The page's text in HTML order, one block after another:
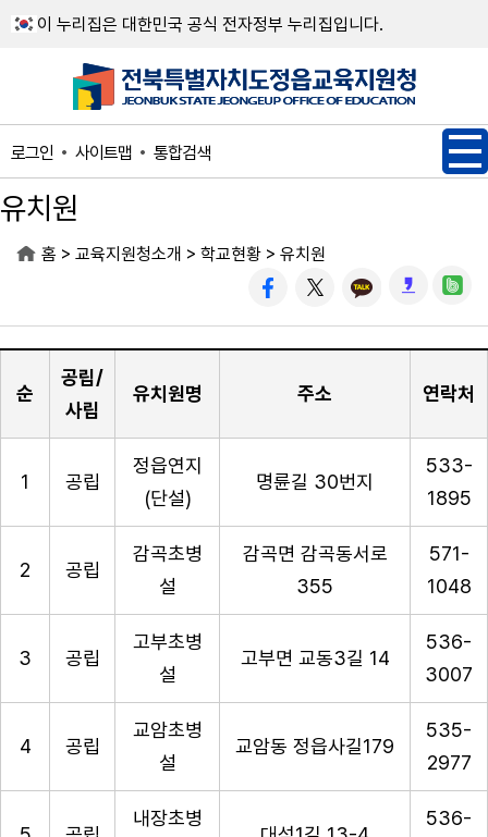
이 누리집은 대한민국 공식 전자정부 누리집입니다.
로그인 사이트맵 통합검색
유치원
홈 > 교육지원청소개 > 학교현황 > 유치원
순
공립/
사립
유치원명 주소 연락처
1 공립
정읍연지
(단설)
명륜길 30번지
533-
1895
2 공립
감곡초병
설
감곡면 감곡동서로
355
571-
1048
3 공립
고부초병
설
고부면 교동3길 14
536-
3007
4 공립
교암초병
설
교암동 정읍사길179
535-
2977
내장초병
536-